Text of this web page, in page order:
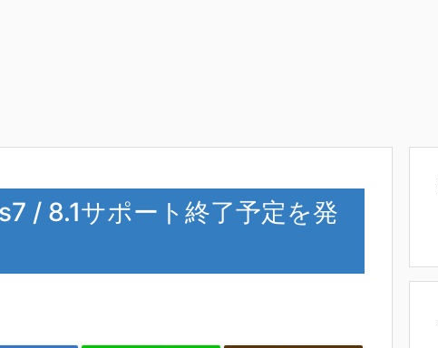
/ 8.1サポート終了予定を発